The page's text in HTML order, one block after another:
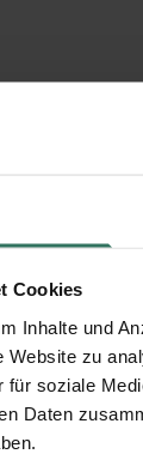
Cookies
Inhalte und
Website zu
für soziale
Daten